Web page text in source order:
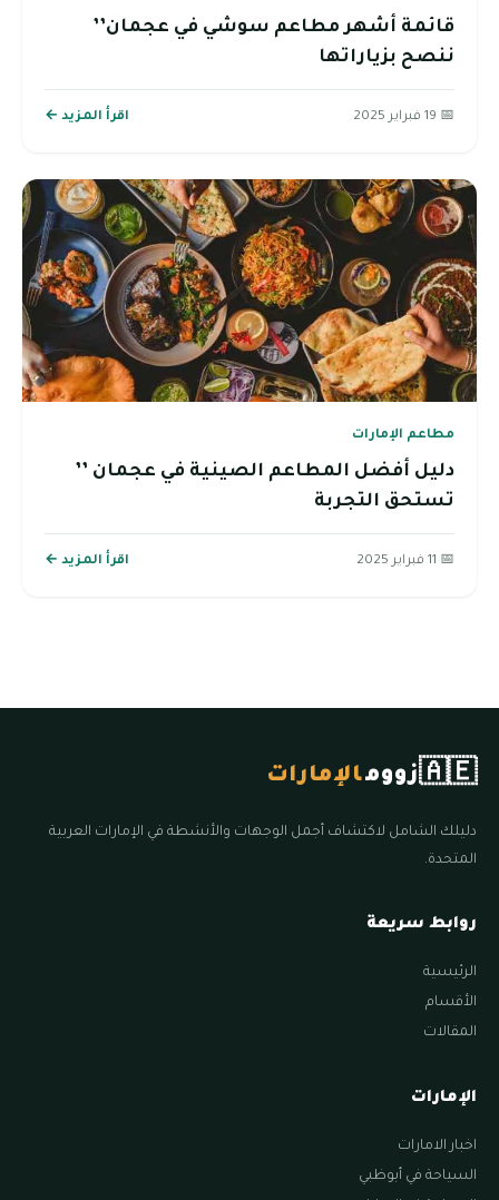
قائمة أشهر مطاعم سوشي في عجمان’’
ننصح بزياراتها
📅 19 فبراير 2025 اقرأ المزيد ←
مطاعم الإمارات
دليل أفضل المطاعم الصينية في عجمان ’’
تستحق التجربة
📅 11 فبراير 2025 اقرأ المزيد ←
🇦🇪زوومالإمارات
دليلك الشامل لاكتشاف أجمل الوجهات والأنشطة في الإمارات العربية
المتحدة.
روابط سريعة
الرئيسية
الأقسام
المقالات
الإمارات
اخبار الامارات
السياحة في أبوظبي